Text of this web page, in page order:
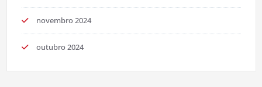
novembro 2024
outubro 2024